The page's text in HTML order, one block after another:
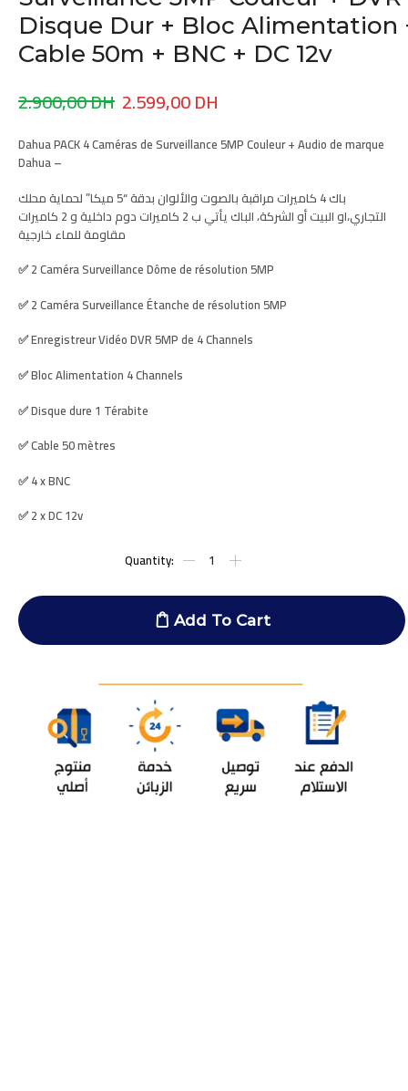
Disque Dur + Bloc Alimentation
Cable 50m + BNC + DC 12v
2.900,00DH 2.599,00DH
Dahua PACK4 Camérasde Surveillance5MP Couleur + Audiode marque
Dahua –
باك4 كاميرات مراقبة بالصوت والألوان
بدقة “5 ميكا” لحماية محلك
التجاري،او البيت أو الشركة، الباك يأتي ب 2 كاميرات دوم داخليةو 2 كاميرات
مقاومة للماء خارجية
✅2Caméra SurveillanceDômede résolution5MP
✅2Caméra SurveillanceÉtanchede résolution5MP
✅Enregistreur VidéoDVR5MP de 4 Channels
✅Bloc Alimentation 4 Channels
✅Disque dure 1 Térabite
✅Cable50mètres
✅ 4 xBNC
✅ 2xDC 12v
Add To Cart